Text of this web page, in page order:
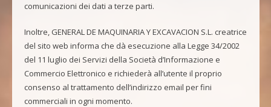
comunicazioni dei dati a terze parti.
Inoltre, GENERAL DE MAQUINARIA Y EXCAVACION S.L. creatrice
del sito web informa che dà esecuzione alla Legge 34/2002
del 11 luglio dei Servizi della Società d’Informazione e
Commercio Elettronico e richiederà all’utente il proprio
consenso al trattamento dell’indirizzo email per fini
commerciali in ogni momento.